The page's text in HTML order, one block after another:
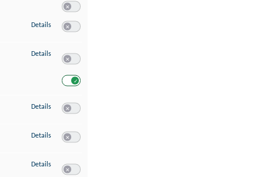
Details zu Speichern von oder Zugriff auf Informationen auf einem Endgerät
Details zu Verwendung reduzierter Daten zur Auswahl von Werbeanzeigen
Details zu Erstellung von Profilen für personalisierte Werbung
Details zu Verwendung von Profilen zur Auswahl personalisierter Werbung
Details zu Messung der Werbeleistung